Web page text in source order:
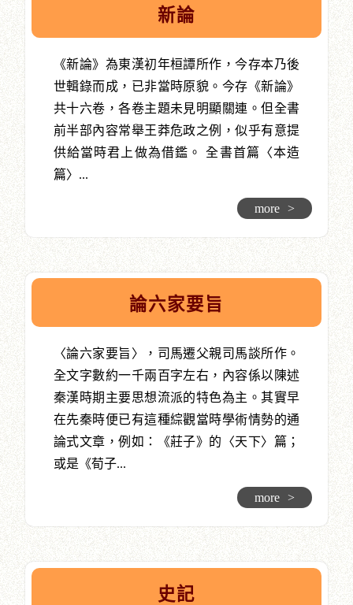
新論
《新論》為東漢初年桓譚所作，今存本乃後
世輯錄而成，已非當時原貌。今存《新論》
共十六卷，各卷主題未見明顯關連。但全書
前半部內容常舉王莽危政之例，似乎有意提
供給當時君上做為借鑑。 全書首篇〈本造
篇〉...
more >
論六家要旨
〈論六家要旨〉，司馬遷父親司馬談所作。
全文字數約一千兩百字左右，內容係以陳述
秦漢時期主要思想流派的特色為主。其實早
在先秦時便已有這種綜觀當時學術情勢的通
論式文章，例如：《莊子》的〈天下〉篇；
或是《荀子...
more >
史記